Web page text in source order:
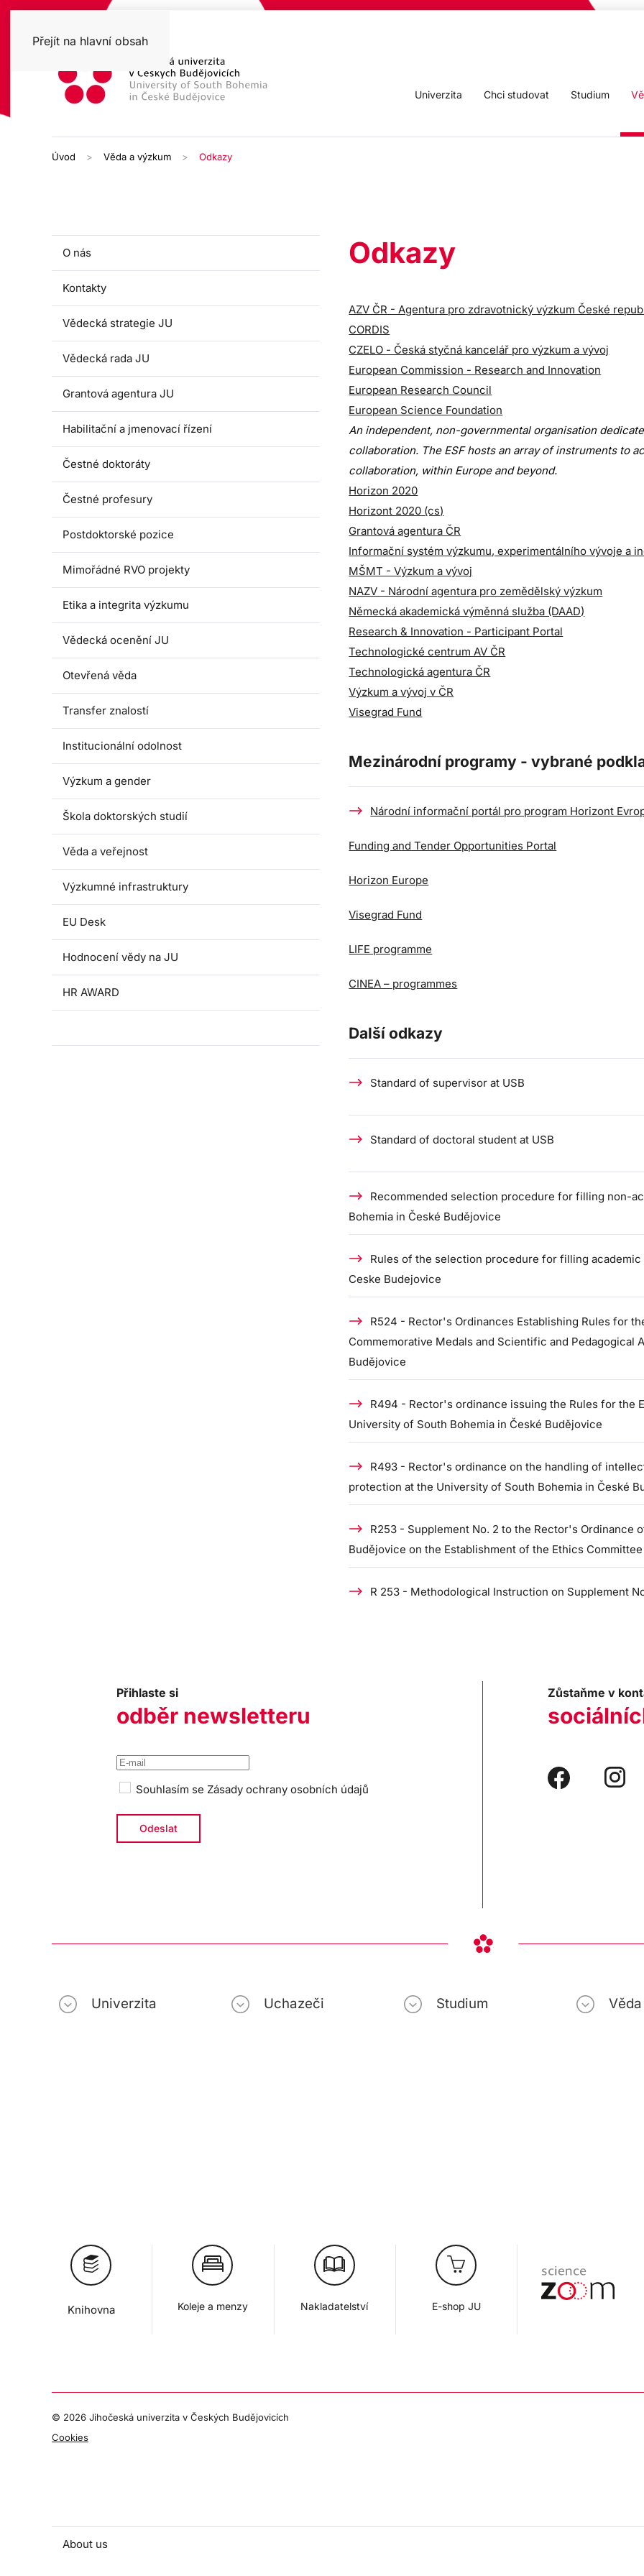
Přejít na hlavní obsah
Univerzita Chci studovat Studium
Úvod Věda a výzkum Odkazy
O nás
Kontakty
Vědecká strategie JU
Vědecká rada JU
Grantová agentura JU
Habilitační a jmenovací řízení
Čestné doktoráty
Čestné profesury
Postdoktorské pozice
Mimořádné RVO projekty
Etika a integrita výzkumu
Vědecká ocenění JU
Otevřená věda
Transfer znalostí
Institucionální odolnost
Výzkum a gender
Škola doktorských studií
Věda a veřejnost
Výzkumné infrastruktury
EU Desk
Hodnocení vědy na JU
HR AWARD
Odkazy
AZV ČR - Agentura pro zdravotnický výzkum České
CORDIS
CZELO - Česká styčná kancelář pro výzkum a vývoj
European Commission - Research and Innovation
European Research Council
European Science Foundation
An independent, non-governmental organisation
collaboration. The ESF hosts an array of instruments to
collaboration, within Europe and beyond.
Horizon 2020
Horizont 2020 (cs)
Grantová agentura ČR
Informační systém výzkumu, experimentálního vývoje a
MŠMT - Výzkum a vývoj
NAZV - Národní agentura pro zemědělský výzkum
Německá akademická výměnná služba (DAAD)
Research & Innovation - Participant Portal
Technologické centrum AV ČR
Technologická agentura ČR
Výzkum a vývoj v ČR
Visegrad Fund
Mezinárodní programy - vybrané
Národní informační portál pro program Horizont
Funding and Tender Opportunities Portal
Horizon Europe
Visegrad Fund
LIFE programme
CINEA – programmes
Další odkazy
Standard of supervisor at USB
Standard of doctoral student at USB
Recommended selection procedure for filling non-
Bohemia in České Budějovice
Rules of the selection procedure for filling
Ceske Budejovice
R524 - Rector's Ordinances Establishing Rules for
Commemorative Medals and Scientific and Pedagogical
Budějovice
R494 - Rector's ordinance issuing the Rules for the
University of South Bohemia in České Budějovice
R493 - Rector's ordinance on the handling of
protection at the University of South Bohemia in České
R253 - Supplement No. 2 to the Rector's Ordinance
Budějovice on the Establishment of the Ethics Committee
R 253 - Methodological Instruction on Supplement
Přihlaste si
odběr newsletteru
Souhlasím se Zásady ochrany osobních údajů
Zůstaňme v
Univerzita Uchazeči Studium
Knihovna Koleje a menzy Nakladatelství E-shop JU
© 2026 Jihočeská univerzita v Českých Budějovicích
Cookies
About us